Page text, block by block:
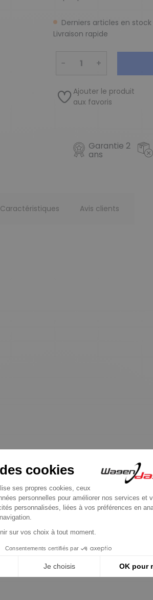
Derniers articles en stock
Livraison rapide
− +
Ajouter le produit
aux favoris
Garantie 2
ans
Caractéristiques Avis clients